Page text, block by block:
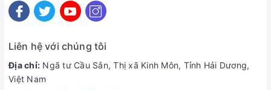
Liên hệ với chúng tôi
Địa chỉ: Ngã tư Cầu Sắn, Thị xã Kinh Môn, Tỉnh Hải Dương,
Việt Nam